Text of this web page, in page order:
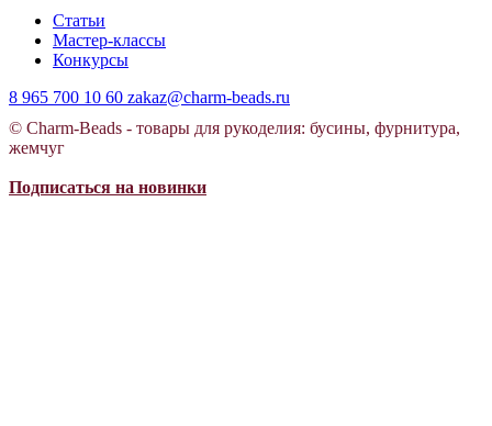
Статьи
Мастер-классы
Конкурсы
8 965 700 10 60 zakaz@charm-beads.ru
© Charm-Beads - товары для рукоделия: бусины, фурнитура,
жемчуг
Подписаться на новинки